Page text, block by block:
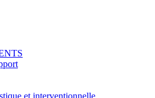
et interventionnelle